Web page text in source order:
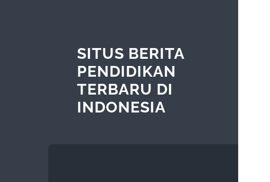
SITUS BERITA
PENDIDIKAN
TERBARU DI
INDONESIA